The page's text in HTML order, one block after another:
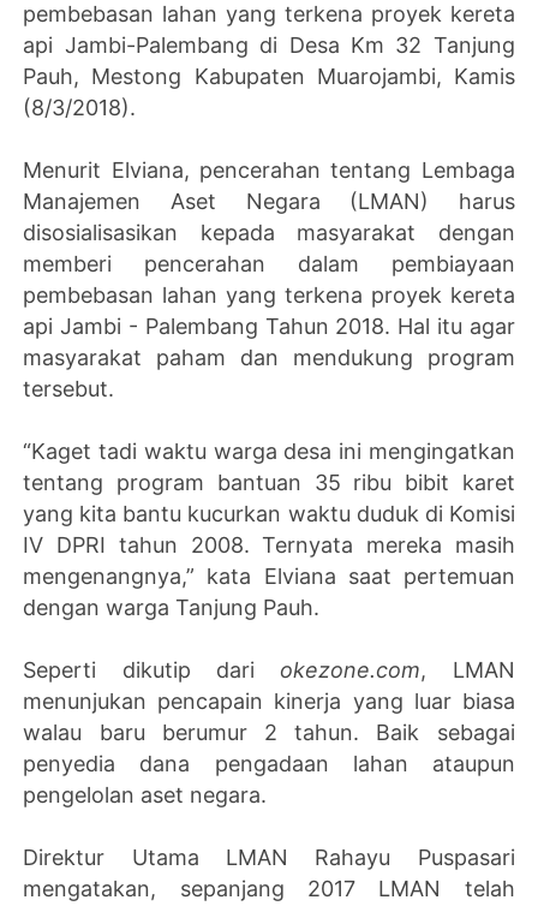
pembebasan lahan yang terkena proyek kereta
api Jambi-Palembang di Desa Km 32 Tanjung
Pauh, Mestong Kabupaten Muarojambi, Kamis
(8/3/2018).
Menurit Elviana, pencerahan tentang Lembaga
Manajemen Aset Negara (LMAN) harus
disosialisasikan kepada masyarakat dengan
memberi pencerahan dalam pembiayaan
pembebasan lahan yang terkena proyek kereta
api Jambi - Palembang Tahun 2018. Hal itu agar
masyarakat paham dan mendukung program
tersebut.
“Kaget tadi waktu warga desa ini mengingatkan
tentang program bantuan 35 ribu bibit karet
yang kita bantu kucurkan waktu duduk di Komisi
IV DPRI tahun 2008. Ternyata mereka masih
mengenangnya,” kata Elviana saat pertemuan
dengan warga Tanjung Pauh.
Seperti dikutip dari okezone.com, LMAN
menunjukan pencapain kinerja yang luar biasa
walau baru berumur 2 tahun. Baik sebagai
penyedia dana pengadaan lahan ataupun
pengelolan aset negara.
Direktur Utama LMAN Rahayu Puspasari
mengatakan, sepanjang 2017 LMAN telah